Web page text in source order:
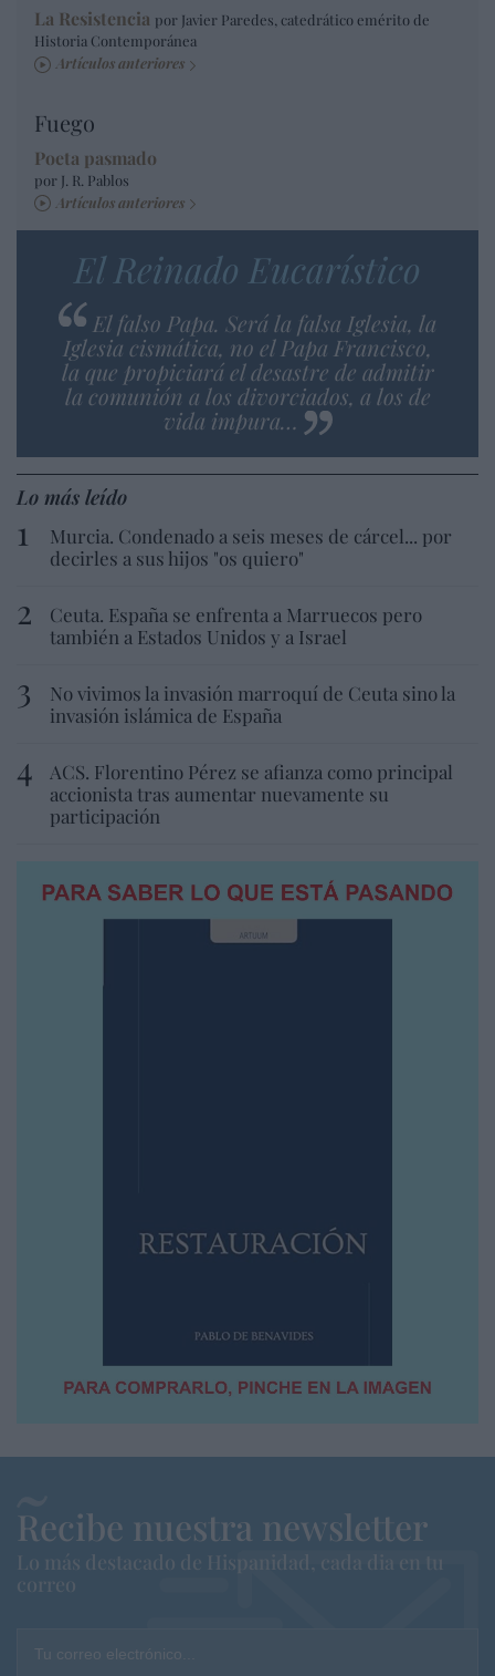
La Resistencia por Javier Paredes, catedrático emérito de
Historia Contemporánea
Artículos anteriores
Fuego
Poeta pasmado
por J. R. Pablos
Artículos anteriores
El Reinado Eucarístico
El falso Papa. Será la falsa Iglesia, la
Iglesia cismática, no el Papa Francisco,
la que propiciará el desastre de admitir
la comunión a los divorciados, a los de
vida impura…
Lo más leído
Murcia. Condenado a seis meses de cárcel... por
decirles a sus hijos "os quiero"
Ceuta. España se enfrenta a Marruecos pero
también a Estados Unidos y a Israel
No vivimos la invasión marroquí de Ceuta sino la
invasión islámica de España
ACS. Florentino Pérez se afianza como principal
accionista tras aumentar nuevamente su
participación
Recibe nuestra newsletter
Lo más destacado de Hispanidad, cada dia en tu
correo
Tu correo electrónico...